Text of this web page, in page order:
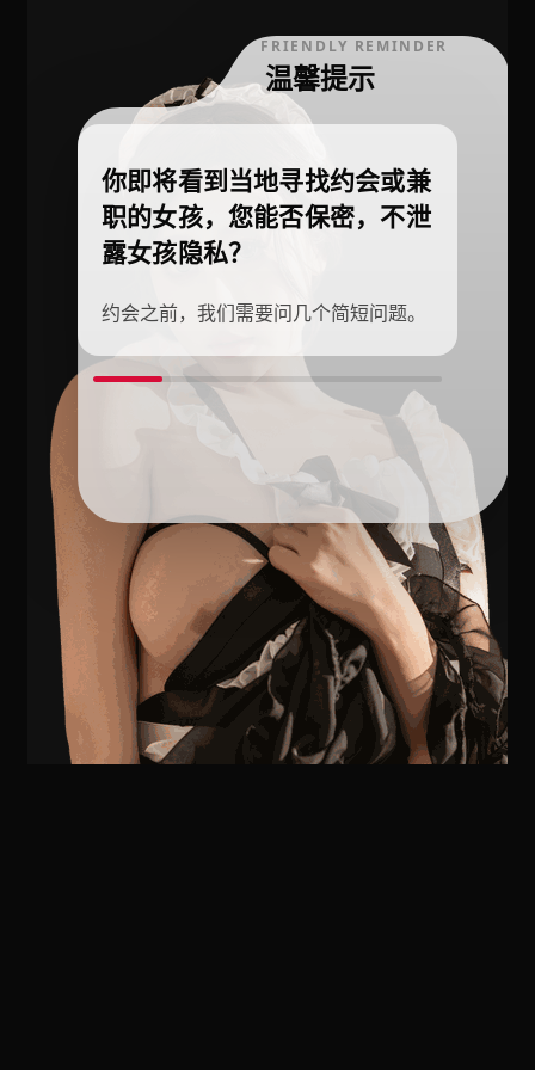
FRIENDLY REMINDER
温馨提示
你即将看到当地寻找约会或兼
职的女孩，您能否保密，不泄
露女孩隐私？
约会之前，我们需要问几个简短问题。